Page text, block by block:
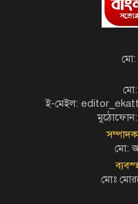
মো:
মো:
ই-মেইল:
মো:
মোঃ